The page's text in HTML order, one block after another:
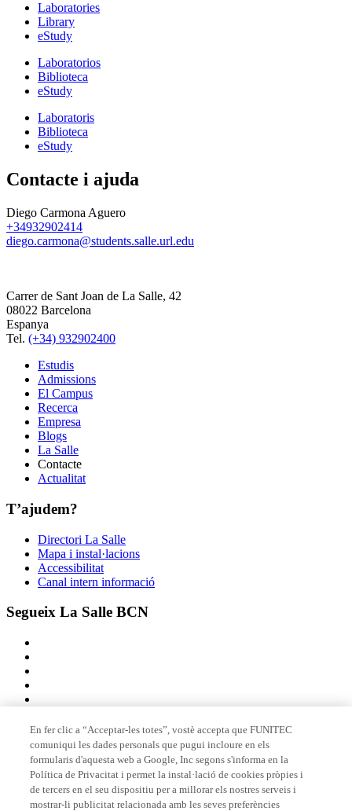
Laboratories
Library
eStudy
Laboratorios
Biblioteca
eStudy
Laboratoris
Biblioteca
eStudy
Contacte i ajuda
Diego Carmona Aguero
+34932902414
diego.carmona@students.salle.url.edu
Carrer de Sant Joan de La Salle, 42
08022 Barcelona
Espanya
Tel. (+34) 932902400
Estudis
Admissions
El Campus
Recerca
Empresa
Blogs
La Salle
Contacte
Actualitat
T’ajudem?
Directori La Salle
Mapa i instal·lacions
Accessibilitat
Canal intern informació
Segueix La Salle BCN
Membre de
En fer clic a “Acceptar-les totes”, vostè accepta que FUNITEC
comuniqui les dades personals que pugui incloure en els
formularis d'aquesta web a Google, Inc segons s'informa en la
Política de Privacitat i permet la instal·lació de cookies pròpies i
de tercers en el seu dispositiu per a millorar els nostres serveis i
mostrar-li publicitat relacionada amb les seves preferències